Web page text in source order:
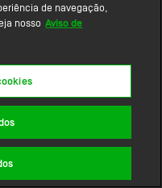
de navegação,
nosso Aviso de